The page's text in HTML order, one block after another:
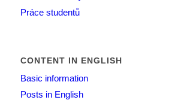
Práce studentů
CONTENT IN ENGLISH
Basic information
Posts in English